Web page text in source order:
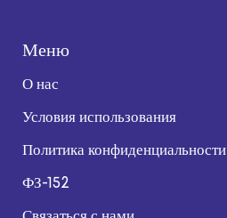
Меню
О нас
Условия использования
Политика конфиденциальности
ФЗ-152